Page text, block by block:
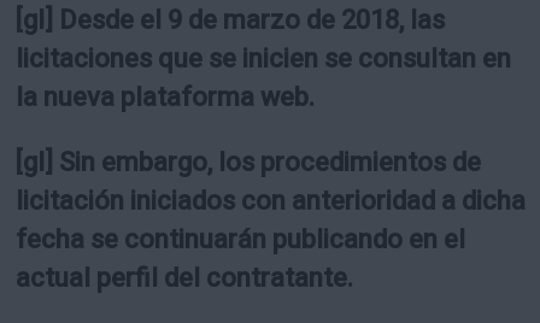
UTILIDADES
[gl] Desde el 9 de marzo de 2018, las
licitaciones que se inicien se consultan en
la nueva plataforma web.
[gl] Sin embargo, los procedimientos de
licitación iniciados con anterioridad a dicha
fecha se continuarán publicando en el
actual perfil del contratante.